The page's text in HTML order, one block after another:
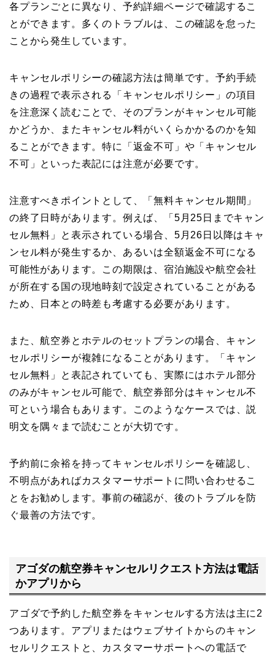
各プランごとに異なり、予約詳細ページで確認するこ
とができます。多くのトラブルは、この確認を怠った
ことから発生しています。
キャンセルポリシーの確認方法は簡単です。予約手続
きの過程で表示される「キャンセルポリシー」の項目
を注意深く読むことで、そのプランがキャンセル可能
かどうか、またキャンセル料がいくらかかるのかを知
ることができます。特に「返金不可」や「キャンセル
不可」といった表記には注意が必要です。
注意すべきポイントとして、「無料キャンセル期間」
の終了日時があります。例えば、「5月25日までキャン
セル無料」と表示されている場合、5月26日以降はキャ
ンセル料が発生するか、あるいは全額返金不可になる
可能性があります。この期限は、宿泊施設や航空会社
が所在する国の現地時刻で設定されていることがある
ため、日本との時差も考慮する必要があります。
また、航空券とホテルのセットプランの場合、キャン
セルポリシーが複雑になることがあります。「キャン
セル無料」と表記されていても、実際にはホテル部分
のみがキャンセル可能で、航空券部分はキャンセル不
可という場合もあります。このようなケースでは、説
明文を隅々まで読むことが大切です。
予約前に余裕を持ってキャンセルポリシーを確認し、
不明点があればカスタマーサポートに問い合わせるこ
とをお勧めします。事前の確認が、後のトラブルを防
ぐ最善の方法です。
アゴダの航空券キャンセルリクエスト方法は電話
かアプリから
アゴダで予約した航空券をキャンセルする方法は主に2
つあります。アプリまたはウェブサイトからのキャン
セルリクエストと、カスタマーサポートへの電話で